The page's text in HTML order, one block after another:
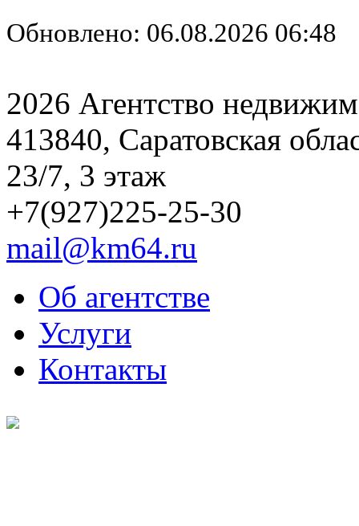
Обновлено: 06.08.2026 06:48
2026 Агентство
413840, Саратовская
23/7, 3 этаж
+7(927)225-25-30
mail@km64.ru
Об агентстве
Услуги
Контакты